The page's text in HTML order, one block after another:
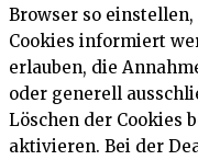
Browser so einstellen,
Cookies informiert
erlauben, die
oder generell
Löschen der Cookies
aktivieren. Bei der